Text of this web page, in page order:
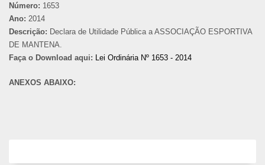
Número: 1653
Ano: 2014
Descrição: Declara de Utilidade Pública a ASSOCIAÇÃO ESPORTIVA
DE MANTENA.
Faça o Download aqui: Lei Ordinária Nº 1653 - 2014
ANEXOS ABAIXO: